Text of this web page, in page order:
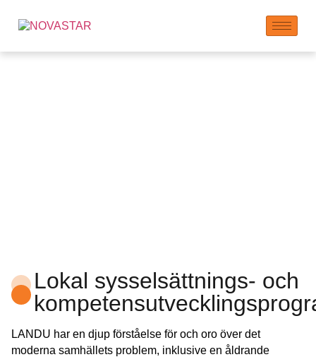
Lokal sysselsättnings- och
LANDU har en djup förståelse för och oro över det
moderna samhällets problem, inklusive en åldrande